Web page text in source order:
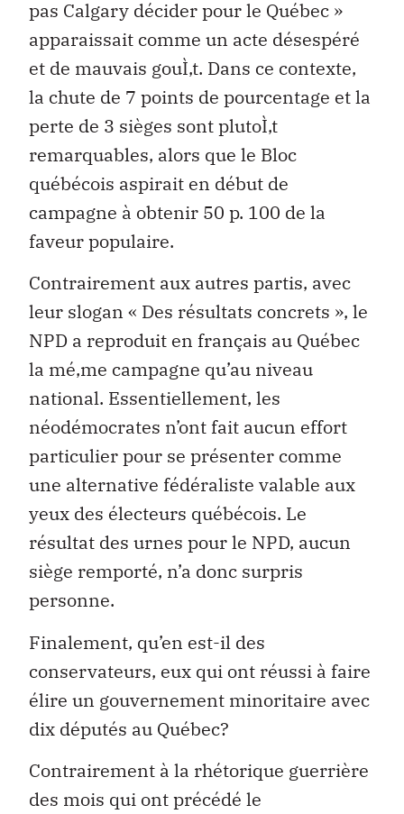
pas Calgary décider pour le Québec »
apparaissait comme un acte désespéré
et de mauvais gouÌ‚t. Dans ce contexte,
la chute de 7 points de pourcentage et la
perte de 3 sièges sont plutoÌ‚t
remarquables, alors que le Bloc
québécois aspirait en début de
campagne à obtenir 50 p. 100 de la
faveur populaire.
Contrairement aux autres partis, avec
leur slogan « Des résultats concrets », le
NPD a reproduit en français au Québec
la mé‚me campagne qu’au niveau
national. Essentiellement, les
néodémocrates n’ont fait aucun effort
particulier pour se présenter comme
une alternative fédéraliste valable aux
yeux des électeurs québécois. Le
résultat des urnes pour le NPD, aucun
siège remporté, n’a donc surpris
personne.
Finalement, qu’en est-il des
conservateurs, eux qui ont réussi à faire
élire un gouvernement minoritaire avec
dix députés au Québec?
Contrairement à la rhétorique guerrière
des mois qui ont précédé le